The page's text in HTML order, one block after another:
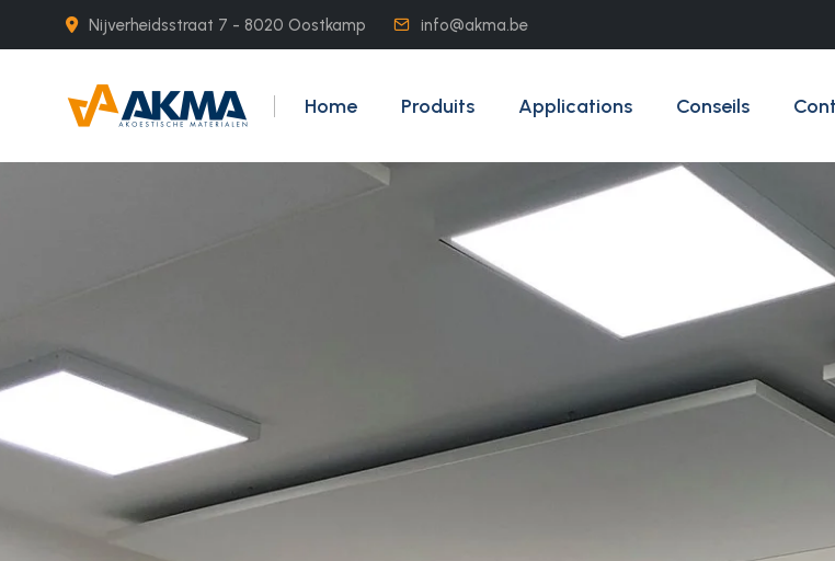
Nijverheidsstraat 7 - 8020 Oostkamp info@akma.be
Home Produits Applications Conseils